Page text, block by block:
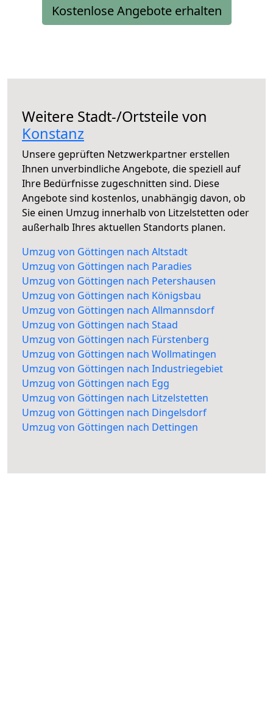
Kostenlose Angebote erhalten
Weitere Stadt-/Ortsteile von
Konstanz
Unsere geprüften Netzwerkpartner erstellen
Ihnen unverbindliche Angebote, die speziell auf
Ihre Bedürfnisse zugeschnitten sind. Diese
Angebote sind kostenlos, unabhängig davon, ob
Sie einen Umzug innerhalb von Litzelstetten oder
außerhalb Ihres aktuellen Standorts planen.
Umzug von Göttingen nach Altstadt
Umzug von Göttingen nach Paradies
Umzug von Göttingen nach Petershausen
Umzug von Göttingen nach Königsbau
Umzug von Göttingen nach Allmannsdorf
Umzug von Göttingen nach Staad
Umzug von Göttingen nach Fürstenberg
Umzug von Göttingen nach Wollmatingen
Umzug von Göttingen nach Industriegebiet
Umzug von Göttingen nach Egg
Umzug von Göttingen nach Litzelstetten
Umzug von Göttingen nach Dingelsdorf
Umzug von Göttingen nach Dettingen